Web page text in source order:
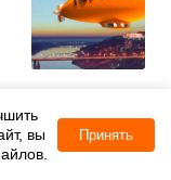
вы
Принять